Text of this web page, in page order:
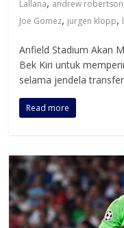
Lallana, andrew robertson
Joe Gomez, jurgen klopp,
Anfield Stadium Akan
Bek Kiri untuk
selama jendela
Read more